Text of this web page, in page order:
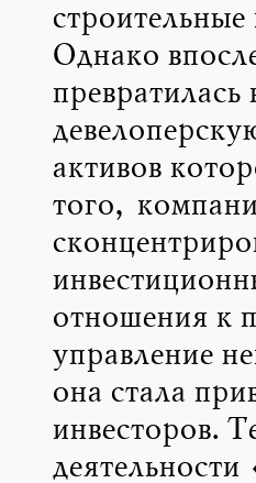
Однако
активов
того,
отношения к
управление
она стала
инвесторов.